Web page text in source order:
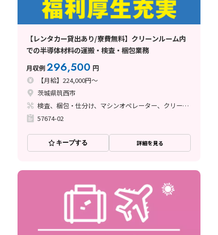
【レンタカー貸出あり/寮費無料】クリーンルーム内
での半導体材料の運搬・検査・梱包業務
月収例296,500 円
【月給】224,000円～
茨城県筑西市
検査、梱包・仕分け、マシンオペレーター、クリーンルーム、座り作業、立ち作業
57674-02
キープする 詳細を見る